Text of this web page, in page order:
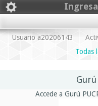
Usuario a20206143
Todas
Accede a Gurú